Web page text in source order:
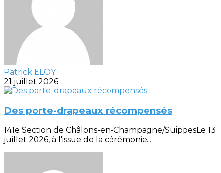
Patrick ELOY
21 juillet 2026
Des porte-drapeaux récompensés
141e Section de Châlons-en-Champagne/SuippesLe 13
juillet 2026, à l'issue de la cérémonie...